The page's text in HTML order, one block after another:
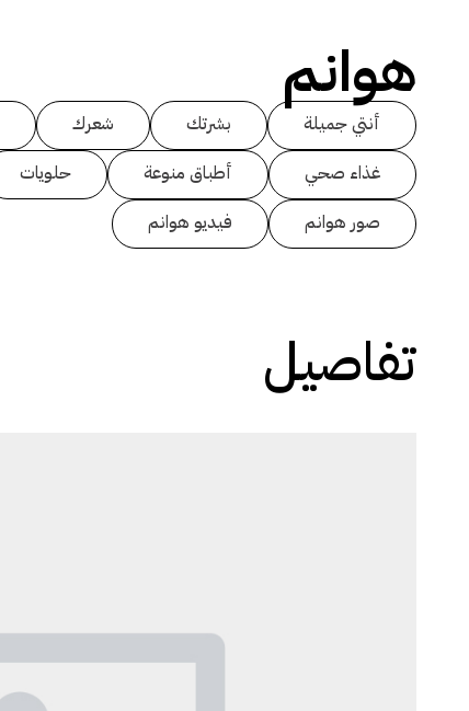
هوانم
أنتي جميلة بشرتك شعرك
غذاء صحي
أطباق منوعة حلويات
صور هوانم
فيديو هوانم
تفاصيل